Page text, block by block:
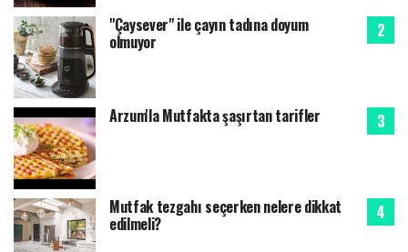
"Çaysever" ile çayın tadına doyum
olmuyor
Arzum'la Mutfakta şaşırtan tarifler
Mutfak tezgahı seçerken nelere dikkat
edilmeli?